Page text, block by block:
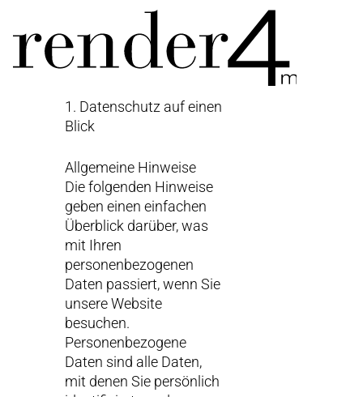
1. Datenschutz auf einen
Blick
Allgemeine Hinweise
Die folgenden Hinweise
geben einen einfachen
Überblick darüber, was
mit Ihren
personenbezogenen
Daten passiert, wenn Sie
unsere Website
besuchen.
Personenbezogene
Daten sind alle Daten,
mit denen Sie persönlich